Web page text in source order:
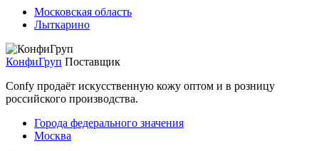
Московская область
Лыткарино
КонфиГруп Поставщик
Confy продаёт искусственную кожу оптом и в розницу
российского производства.
Города федерального значения
Москва